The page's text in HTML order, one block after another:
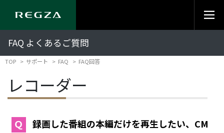
FAQ よくあるご質問
TOP サポート FAQ FAQ回答
レコーダー